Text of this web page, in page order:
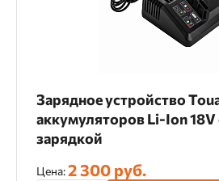
Зарядное устройство
аккумуляторов Li-Ion
зарядкой
Цена:2 300 руб.